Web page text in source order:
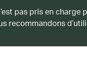
pas pris en charge
recommandons